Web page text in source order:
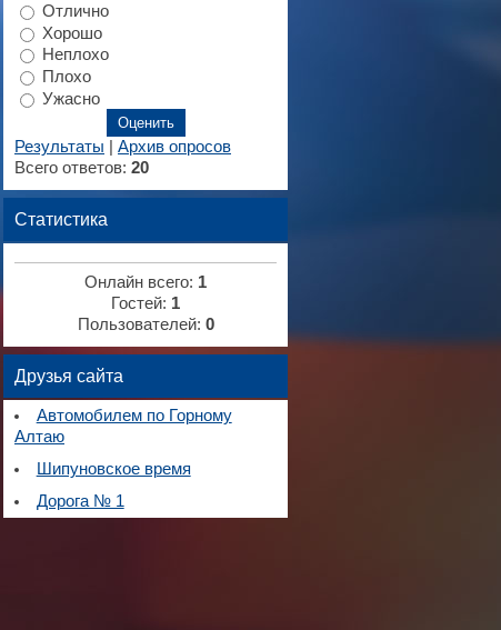
Отлично
Хорошо
Неплохо
Плохо
Ужасно
Результаты
Архив опросов
Всего ответов: 20
Статистика
Онлайн всего: 1
Гостей: 1
Пользователей: 0
Друзья сайта
Автомобилем по Горному
Алтаю
Шипуновское время
Дорога № 1